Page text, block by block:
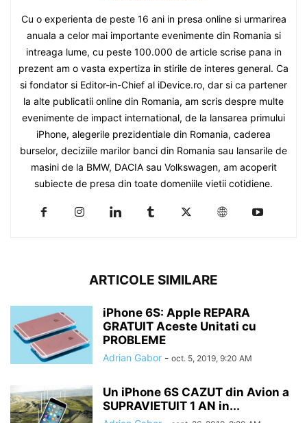
Cu o experienta de peste 16 ani in presa online si urmarirea
anuala a celor mai importante evenimente din Romania si
intreaga lume, cu peste 100.000 de article scrise pana in
prezent am o vasta expertiza in stirile de interes general. Ca
si fondator si Editor-in-Chief al iDevice.ro, dar si ca partener
la alte publicatii online din Romania, am scris despre multe
evenimente de impact international, de la lansarea primului
iPhone, alegerile prezidentiale din Romania, caderea
burselor, deciziile marilor banci din Romania sau lansarile de
masini de la BMW, DACIA sau Volkswagen, am acoperit
subiecte de presa din toate domeniile vietii cotidiene.
ARTICOLE SIMILARE
iPhone 6S: Apple REPARA
GRATUIT Aceste Unitati cu
PROBLEME
Adrian Gabor - oct. 5, 2019, 9:20 AM
Un iPhone 6S CAZUT din Avion a
SUPRAVIETUIT 1 AN in...